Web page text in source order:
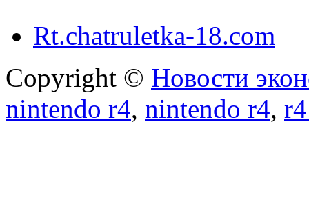
Rt.chatruletka-18.com
Copyright © Новости
nintendo r4, nintendo r4,